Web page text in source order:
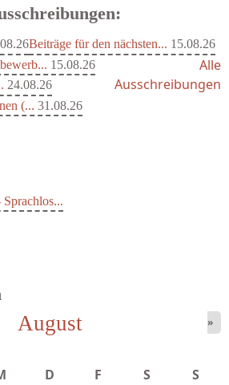
Beiträge für den nächsten... 15.08.26
15.08.26
24.08.26
(... 31.08.26
Alle
Ausschreibungen
der...
August »
D F S
S